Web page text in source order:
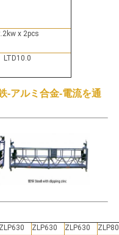
x 2pcs
LTD10.0
-アルミ合金-電流を通
ZLP630 ZLP630 ZLP630